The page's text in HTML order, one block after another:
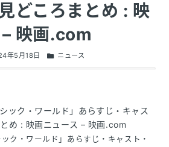
どころまとめ : 映
映画.com
年5月18日 ニュース
ック・ワールド」あらすじ・キャス
め : 映画ニュース – 映画.com
ック・ワールド」あらすじ・キャスト・